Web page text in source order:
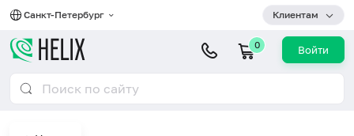
Санкт-Петербург Клиентам
0 Войти